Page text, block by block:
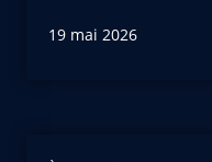
19 mai 2026